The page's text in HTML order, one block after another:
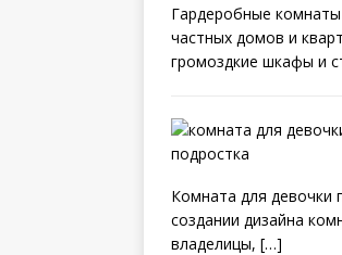
Гардеробные
частных домов и
громоздкие шкафы и
Комната для девочки
создании дизайна
владелицы, […]